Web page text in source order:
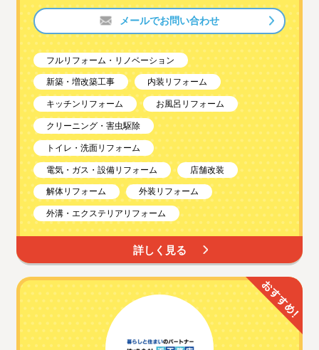
メールでお問い合わせ
フルリフォーム・リノベーション
新築・増改築工事 内装リフォーム
キッチンリフォーム お風呂リフォーム
クリーニング・害虫駆除
トイレ・洗面リフォーム
電気・ガス・設備リフォーム 店舗改装
解体リフォーム 外装リフォーム
外溝・エクステリアリフォーム
詳しく見る